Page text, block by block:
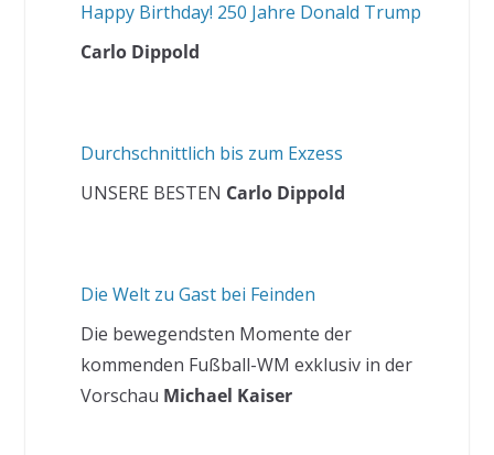
Happy Birthday! 250 Jahre Donald Trump
Carlo Dippold
Durchschnittlich bis zum Exzess
UNSERE BESTEN Carlo Dippold
Die Welt zu Gast bei Feinden
Die bewegendsten Momente der
kommenden Fußball-WM exklusiv in der
Vorschau Michael Kaiser